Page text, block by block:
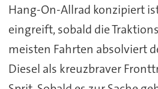
Hang-On-Allrad konzipiert
eingreift, sobald die
meisten Fahrten absolviert
Diesel als kreuzbraver